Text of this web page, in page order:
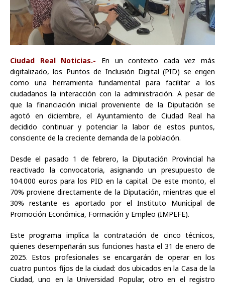
Ciudad Real Noticias.-
En un contexto cada vez más
digitalizado, los Puntos de Inclusión Digital (PID) se erigen
como una herramienta fundamental para facilitar a los
ciudadanos la interacción con la administración. A pesar de
que la financiación inicial proveniente de la Diputación se
agotó en diciembre, el Ayuntamiento de Ciudad Real ha
decidido continuar y potenciar la labor de estos puntos,
consciente de la creciente demanda de la población.
Desde el pasado 1 de febrero, la Diputación Provincial ha
reactivado la convocatoria, asignando un presupuesto de
104.000 euros para los PID en la capital. De este monto, el
70% proviene directamente de la Diputación, mientras que el
30% restante es aportado por el Instituto Municipal de
Promoción Económica, Formación y Empleo (IMPEFE).
Este programa implica la contratación de cinco técnicos,
quienes desempeñarán sus funciones hasta el 31 de enero de
2025. Estos profesionales se encargarán de operar en los
cuatro puntos fijos de la ciudad: dos ubicados en la Casa de la
Ciudad, uno en la Universidad Popular, otro en el registro